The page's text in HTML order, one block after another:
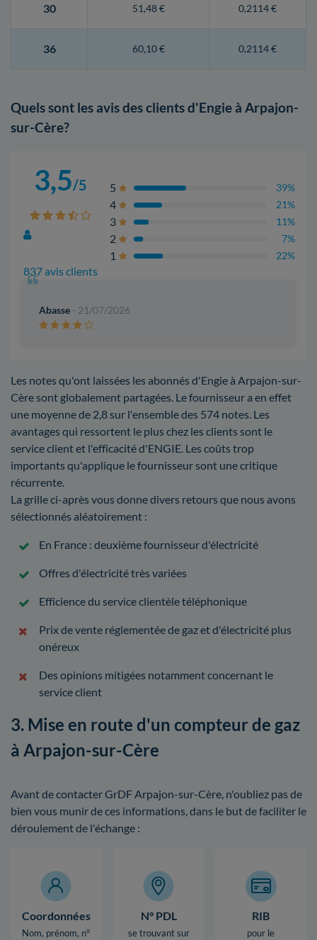
30 51,48 € 0,2114 €
36 60,10 € 0,2114 €
Quels sont les avis des clients d'Engie à Arpajon-
sur-Cère?
3,5/5
837 avis clients
5 39%
4 21%
3 11%
2 7%
1 22%
Abasse - 21/07/2026
Les notes qu'ont laissées les abonnés d'Engie à Arpajon-sur-
Cère sont globalement partagées. Le fournisseur a en effet
une moyenne de 2,8 sur l'ensemble des 574 notes. Les
avantages qui ressortent le plus chez les clients sont le
service client et l'efficacité d'ENGIE. Les coûts trop
importants qu'applique le fournisseur sont une critique
récurrente.
La grille ci-après vous donne divers retours que nous avons
sélectionnés aléatoirement :
En France : deuxième fournisseur d'électricité
Offres d'électricité très variées
Efficience du service clientèle téléphonique
Prix de vente réglementée de gaz et d'électricité plus
onéreux
Des opinions mitigées notamment concernant le
service client
3. Mise en route d'un compteur de gaz
à Arpajon-sur-Cère
Avant de contacter GrDF Arpajon-sur-Cère, n'oubliez pas de
bien vous munir de ces informations, dans le but de faciliter le
déroulement de l'échange :
Coordonnées
Nom, prénom, n°
N° PDL
se trouvant sur
RIB
pour le